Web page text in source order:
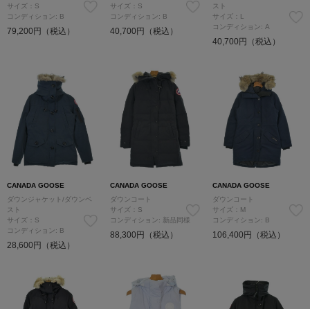
サイズ：S
コンディション: B
79,200円（税込）
サイズ：S
コンディション: B
40,700円（税込）
スト
サイズ：L
コンディション: A
40,700円（税込）
CANADA GOOSE
ダウンジャケット/ダウンベ
スト
サイズ：S
コンディション: B
28,600円（税込）
CANADA GOOSE
ダウンコート
サイズ：S
コンディション: 新品同様
88,300円（税込）
CANADA GOOSE
ダウンコート
サイズ：M
コンディション: B
106,400円（税込）